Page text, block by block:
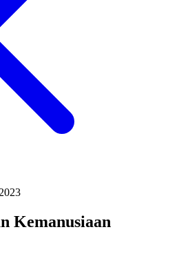
Kemanusiaan